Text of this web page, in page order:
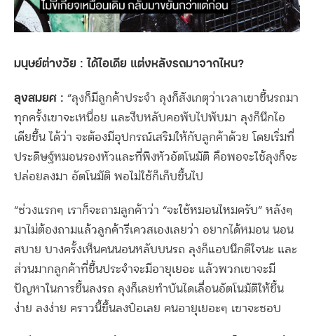
มนุษย์ต่างวัย : ได้ไอเดีย แต่งหลังรถมาจากไหน?
ลุงสมยศ : “ลุงก็มีลูกค้าประจำ ลุงก็สังเกตุว่าเวลาเขาขึ้นรถมา
ทุกครั้งเขาจะเหนื่อย และงีบหลับคอพับไปพับมา ลุงก็นึกไอ
เดียขึ้น ได้ว่า จะต้องมีอุปกรณ์เสริมให้กับลูกค้าด้วย โดยเริ่มที่
ประดิษฐ์หมอนรองหัวและที่พิงหัวอัตโนมัติ คือพอจะใช้ลุงก็จะ
ปล่อยลงมา อัตโนมัติ พอไม่ใช้ก็เก็บขึ้นไป
“ช่วงแรกๆ เราก็จะถามลูกค้าว่า “จะใช้หมอนไหมครับ” หลังๆ
มาไม่ต้องถามแล้วลูกค้ารีเควสเองเลยว่า อยากได้หมอน นอน
สบาย บางครั้งเห็นคนนอนหลับบนรถ ลุงก็แอบนึกดีใจนะ และ
ส่วนมากลูกค้าที่ขึ้นประจำจะมีอายุเยอะ แล้วพวกเขาจะมี
ปัญหาในการขึ้นลงรถ ลุงก็เลยทำบันไดเลื่อนอัตโนมัติให้ขึ้น
ง่าย ลงง่าย คราวนี้ขึ้นลงป๋อเลย คนอายุเยอะๆ เขาจะชอบ